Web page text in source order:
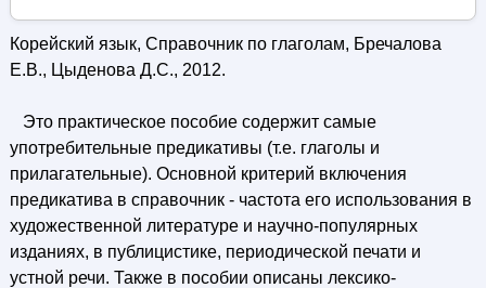
Корейский язык, Справочник по глаголам, Бречалова
Е.В., Цыденова Д.С., 2012.
Это практическое пособие содержит самые
употребительные предикативы (т.е. глаголы и
прилагательные). Основной критерий включения
предикатива в справочник - частота его использования в
художественной литературе и научно-популярных
изданиях, в публицистике, периодической печати и
устной речи. Также в пособии описаны лексико-